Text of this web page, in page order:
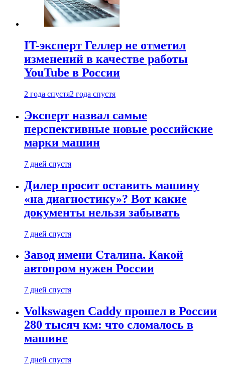
IT-эксперт Геллер не отметил
изменений в качестве работы
YouTube в России
2 года спустя2 года спустя
Эксперт назвал самые
перспективные новые российские
марки машин
7 дней спустя
Дилер просит оставить машину
«на диагностику»? Вот какие
документы нельзя забывать
7 дней спустя
Завод имени Сталина. Какой
автопром нужен России
7 дней спустя
Volkswagen Caddy прошел в России
280 тысяч км: что сломалось в
машине
7 дней спустя